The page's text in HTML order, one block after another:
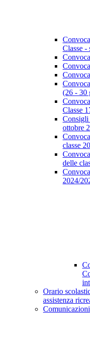
Classe
(26 - 30
Classe
Consigli
ottobre
classe
delle
2024/
Orario
assistenza
Comunicazioni